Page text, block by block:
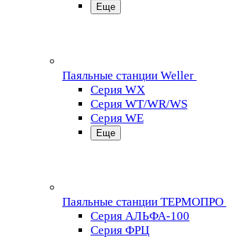
Еще
Паяльные станции Weller
Серия WX
Серия WT/WR/WS
Серия WE
Еще
Паяльные станции ТЕРМОПРО
Серия АЛЬФА-100
Серия ФРЦ